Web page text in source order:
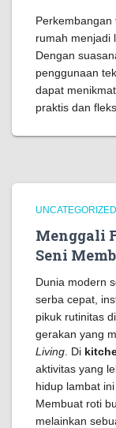
rumah menjadi
Dengan
penggunaan
dapat
praktis dan
UNCATEGORIZED
Menggali
Seni
Dunia modern
serba cepat,
pikuk rutinitas
gerakan yang
Living . Di
aktivitas yang
hidup lambat
Membuat roti
melainkan